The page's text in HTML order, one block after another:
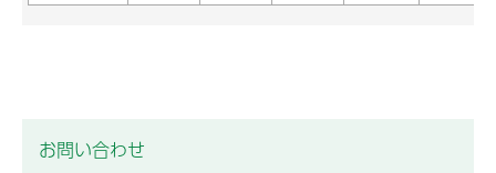
お問い合わせ